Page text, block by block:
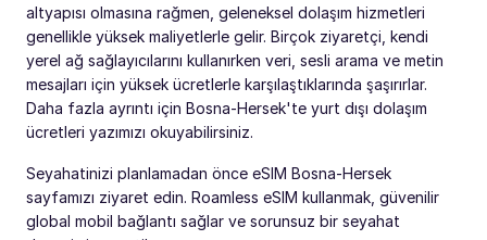
altyapısı olmasına rağmen, geleneksel dolaşım hizmetleri
genellikle yüksek maliyetlerle gelir. Birçok ziyaretçi, kendi
yerel ağ sağlayıcılarını kullanırken veri, sesli arama ve metin
mesajları için yüksek ücretlerle karşılaştıklarında şaşırırlar.
Daha fazla ayrıntı için Bosna-Hersek'te yurt dışı dolaşım
ücretleri yazımızı okuyabilirsiniz.
Seyahatinizi planlamadan önce eSIM Bosna-Hersek
sayfamızı ziyaret edin. Roamless eSIM kullanmak, güvenilir
global mobil bağlantı sağlar ve sorunsuz bir seyahat